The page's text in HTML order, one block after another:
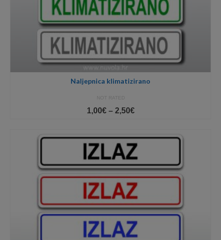
Naljepnica klimatizirano
NOT RATED
1,00€ – 2,50€Price
through
2,50€